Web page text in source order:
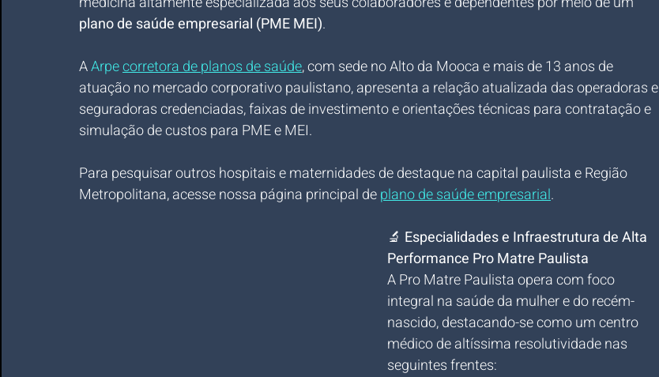
plano de saúde empresarial (PME MEI).
A Arpe corretora de planos de saúde, com sede no Alto da Mooca e mais de 13 anos de
atuação no mercado corporativo paulistano, apresenta a relação atualizada das operadoras e
seguradoras credenciadas, faixas de investimento e orientações técnicas para contratação e
simulação de custos para PME e MEI.
Para pesquisar outros hospitais e maternidades de destaque na capital paulista e Região
Metropolitana, acesse nossa página principal de plano de saúde empresarial.
🔬 Especialidades e Infraestrutura de Alta
Performance Pro Matre Paulista
A Pro Matre Paulista opera com foco
integral na saúde da mulher e do recém-
nascido, destacando-se como um centro
médico de altíssima resolutividade nas
seguintes frentes: